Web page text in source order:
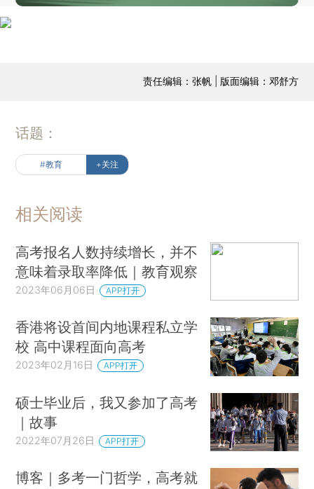
责任编辑：张帆 | 版面编辑：邓舒方
话题：
#教育 +关注
相关阅读
高考报名人数持续增长，并不
意味着录取率降低｜教育观察
2023年06月06日 APP打开
香港将设首间内地课程私立学
校 高中课程面向高考
2023年02月16日 APP打开
硕士毕业后，我又参加了高考
｜故事
2022年07月26日 APP打开
博客｜多考一门哲学，高考就